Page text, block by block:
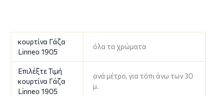
κουρτίνα Γάζα
Linneo 1905
όλα τα χρώματα
Επιλέξτε Τιμή
κουρτίνα Γάζα
Linneo 1905
ανά μέτρο, για τόπι άνω των 30
μ.